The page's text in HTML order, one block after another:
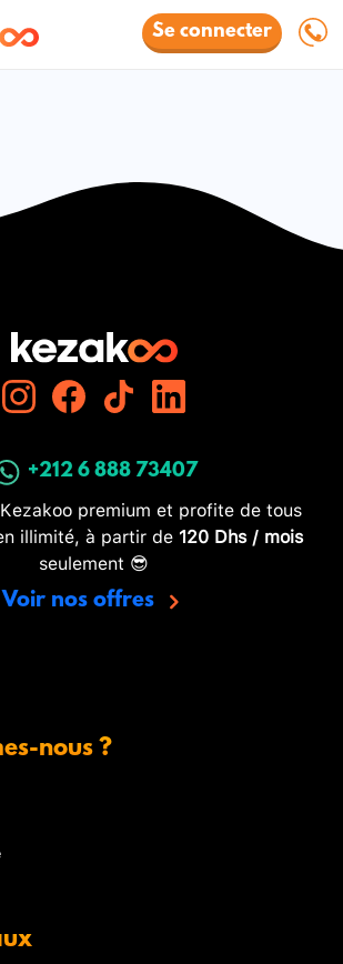
Se connecter
+212 6 888 73407
premium et profite de tous
illimité, à partir de 120 Dhs / mois
seulement 😎
Voir nos offres
nous ?